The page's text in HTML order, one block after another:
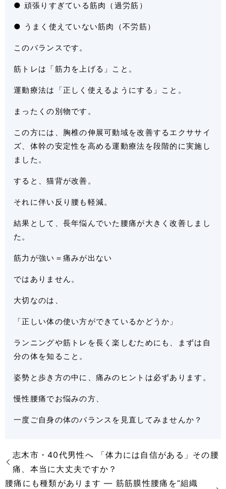
● 頑張りすぎている筋肉（過労筋）
● うまく使えていない筋肉（不労筋）
このバランスです。
筋トレは「筋力を上げる」こと。
運動療法は「正しく使えるようにする」こと。
まったくの別物です。
この方には、胸椎の伸展可動域を改善するエクササイ
ズ、体幹の安定性を高める運動療法を段階的に実施し
ました。
すると、猫背が改善。
それに伴い反り腰も軽減。
結果として、長年悩んでいた腰痛が大きく改善しまし
た。
筋力が強い＝痛みが出ない
ではありません。
大切なのは、
「正しい体の使い方ができているかどうか」
ランニングや筋トレを長く楽しむためにも、まずは自
分の体を知ること。
姿勢と歩き方の中に、痛みのヒントは必ずあります。
慢性腰痛でお悩みの方、
一度ご自身の体のバランスを見直してみませんか？
志木市・40代男性へ 「体力には自信がある」その腰
痛、本当に大丈夫ですか？
腰痛にも種類があります ― 筋筋膜性腰痛を“組織